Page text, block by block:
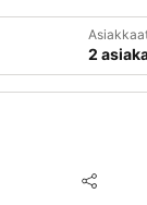
2
Jaa